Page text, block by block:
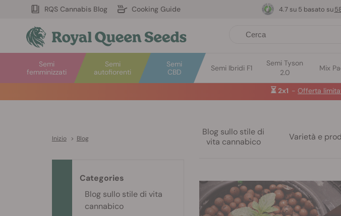
RQS Cannabis Blog Cooking Guide
Semi
autofiorenti
Semi
femminizzati
Semi
CBD
Semi Ibridi F1
Semi Tyson
2.0
Mix
4.7 su 5 basato su
⏳ 2x1 - Offerta
Inizio > Blog
Blog sullo stile di
vita cannabico
Varietà e
Categories
Blog sullo stile di vita
cannabico